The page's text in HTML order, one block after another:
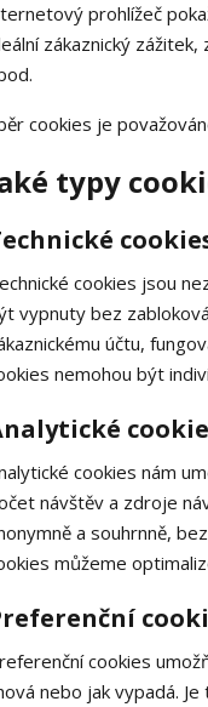
prohlížeč
zákaznický
cookies je
typy
cookies jsou
vypnuty bez
účtu,
nemohou být
cookies nám
návštěv a zdroje
a souhrnně,
můžeme
cookies
nebo jak vypadá.